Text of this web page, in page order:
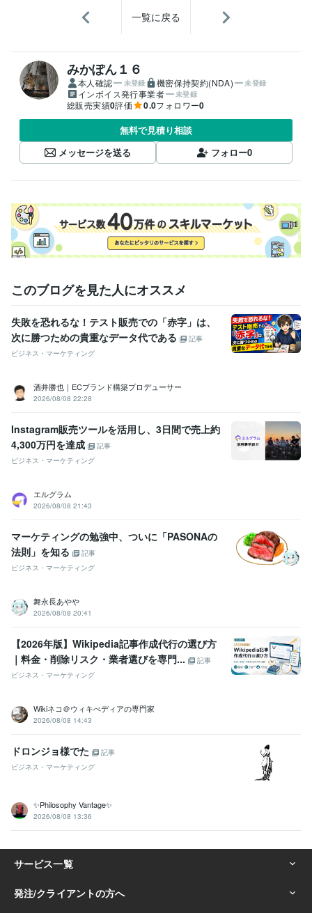
一覧に戻る
みかぽん１６
本人確認 未登録 機密保持契約(NDA) 未登録
インボイス発行事業者 未登録
総販売実績0評価 0.0フォロワー0
無料で見積り相談
メッセージを送る
フォロー0
このブログを見た人にオススメ
失敗を恐れるな！テスト販売での「赤字」は、
次に勝つための貴重なデータ代である
記事
ビジネス・マーケティング
酒井勝也｜ECブランド構築プロデューサー
2026/08/08 22:28
Instagram販売ツールを活用し、3日間で売上約
4,300万円を達成
記事
ビジネス・マーケティング
エルグラム
2026/08/08 21:43
マーケティングの勉強中、ついに「PASONAの
法則」を知る
記事
ビジネス・マーケティング
舞永長あやや
2026/08/08 20:41
【2026年版】Wikipedia記事作成代行の選び方
｜料金・削除リスク・業者選びを専門...
記事
ビジネス・マーケティング
Wikiネコ＠ウィキぺディアの専門家
2026/08/08 14:43
ドロンジョ様でた
記事
ビジネス・マーケティング
✨Philosophy Vantage✨
2026/08/08 13:36